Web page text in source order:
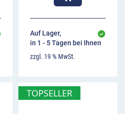
Auf Lager,
in 1 - 5 Tagen bei Ihnen
zzgl. 19 % MwSt.
TOPSELLER